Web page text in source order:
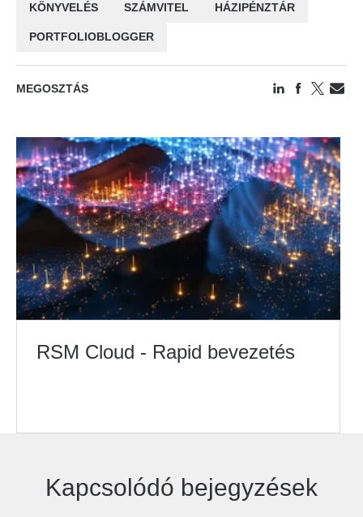
KÖNYVELÉS SZÁMVITEL HÁZIPÉNZTÁR
PORTFOLIOBLOGGER
MEGOSZTÁS
RSM Cloud - Rapid bevezetés
Kapcsolódó bejegyzések